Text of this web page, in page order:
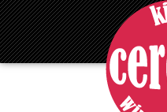
コ
ン
テ
ン
ツ
へ